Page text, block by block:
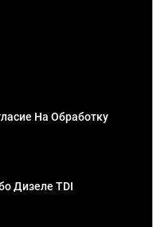
На Обработку
Дизеле TDI